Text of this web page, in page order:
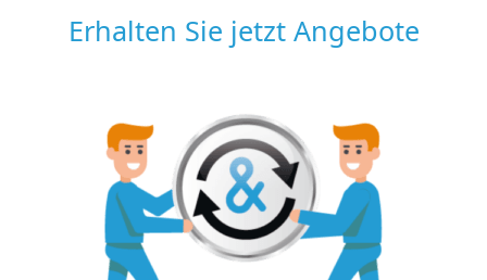
Erhalten Sie jetzt Angebote